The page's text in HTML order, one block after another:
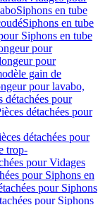
Siphons en tube
Siphons en tube
Siphons en tube
pour
pour
gain de
pour lavabo,
détachées pour
détachées pour
détachées pour
trop-
pour Vidages
pour Siphons en
pour Siphons
pour Siphons